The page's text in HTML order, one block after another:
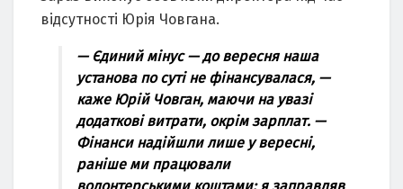
відсутності Юрія Човгана.
— Єдиний мінус — до вересня наша
установа по суті не фінансувалася, —
каже Юрій Човган, маючи на увазі
додаткові витрати, окрім зарплат. —
Фінанси надійшли лише у вересні,
раніше ми працювали